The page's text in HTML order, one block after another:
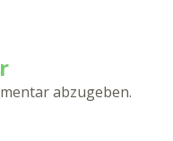
abzugeben.